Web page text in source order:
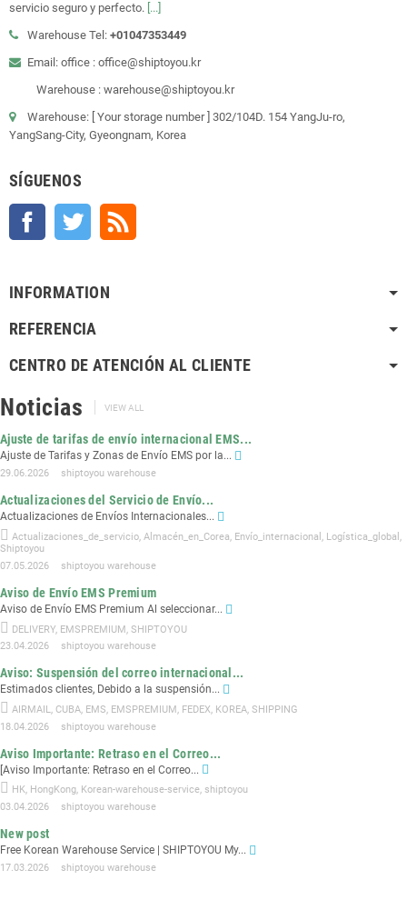
servicio seguro y perfecto. [...]
Warehouse Tel: +01047353449
Email: office : office@shiptoyou.kr
Warehouse : warehouse@shiptoyou.kr
Warehouse: [ Your storage number ] 302/104D. 154 YangJu-ro,
YangSang-City, Gyeongnam, Korea
SÍGUENOS
Facebook Twitter
INFORMATION
REFERENCIA
CENTRO DE ATENCIÓN AL CLIENTE
Noticias VIEW ALL
Ajuste de tarifas de envío internacional EMS...
Ajuste de Tarifas y Zonas de Envío EMS por la...
29.06.2026 shiptoyou warehouse
Actualizaciones del Servicio de Envío...
Actualizaciones de Envíos Internacionales...
Actualizaciones_de_servicio, Almacén_en_Corea, Envío_internacional , Logística_global ,
Shiptoyou
07.05.2026
shiptoyou warehouse
Aviso de Envío EMS Premium
Aviso de Envío EMS Premium Al seleccionar...
DELIVERY EMSPREMIUM SHIPTOYOU
23.04.2026
shiptoyou warehouse
Aviso: Suspensión del correo internacional...
Estimados clientes, Debido a la suspensión...
AIRMAIL, CUBA, EMS, EMSPREMIUM, FEDEX, KOREA, SHIPPING
18.04.2026
shiptoyou warehouse
Aviso Importante: Retraso en el Correo...
[Aviso Importante: Retraso en el Correo...
HK, HongKong, Korean-warehouse-service, shiptoyou
03.04.2026
shiptoyou warehouse
New post
Free Korean Warehouse Service | SHIPTOYOU My...
17.03.2026 shiptoyou warehouse